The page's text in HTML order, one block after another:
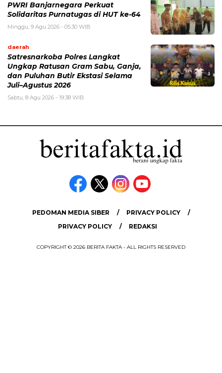
PWRI Banjarnegara Perkuat
Solidaritas Purnatugas di HUT ke-64
Minggu, 9 Agu 2026 - 05:30 WIB
daerah
Satresnarkoba Polres Langkat
Ungkap Ratusan Gram Sabu, Ganja,
dan Puluhan Butir Ekstasi Selama
Juli–Agustus 2026
Sabtu, 8 Agu 2026 - 19:38 WIB
PEDOMAN MEDIA SIBER
PRIVACY POLICY
PRIVACY POLICY
REDAKSI
COPYRIGHT © 2026 BERITA FAKTA - ALL RIGHTS RESERVED